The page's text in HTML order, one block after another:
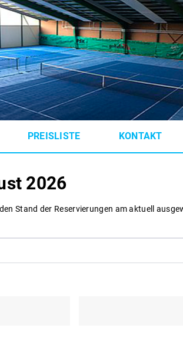
PREISLISTE KONTAKT
2026
Stand der Reservierungen am aktuell